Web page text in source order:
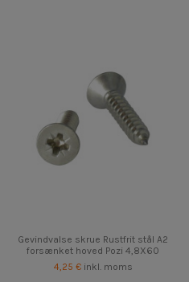
Gevindvalse skrue Rustfrit stål A2
forsænket hoved Pozi 4,8X60
4,25 € inkl. moms